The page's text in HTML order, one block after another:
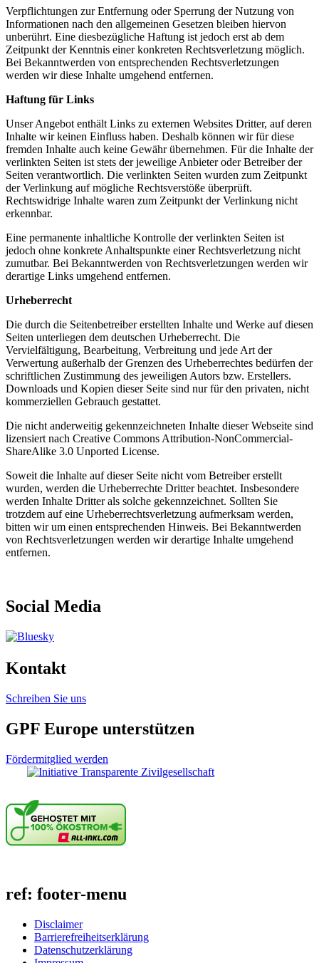
Verpflichtungen zur Entfernung oder Sperrung der Nutzung von
Informationen nach den allgemeinen Gesetzen bleiben hiervon
unberührt. Eine diesbezügliche Haftung ist jedoch erst ab dem
Zeitpunkt der Kenntnis einer konkreten Rechtsverletzung möglich.
Bei Bekanntwerden von entsprechenden Rechtsverletzungen
werden wir diese Inhalte umgehend entfernen.
Haftung für Links
Unser Angebot enthält Links zu externen Websites Dritter, auf deren
Inhalte wir keinen Einfluss haben. Deshalb können wir für diese
fremden Inhalte auch keine Gewähr übernehmen. Für die Inhalte der
verlinkten Seiten ist stets der jeweilige Anbieter oder Betreiber der
Seiten verantwortlich. Die verlinkten Seiten wurden zum Zeitpunkt
der Verlinkung auf mögliche Rechtsverstöße überprüft.
Rechtswidrige Inhalte waren zum Zeitpunkt der Verlinkung nicht
erkennbar.
Eine permanente inhaltliche Kontrolle der verlinkten Seiten ist
jedoch ohne konkrete Anhaltspunkte einer Rechtsverletzung nicht
zumutbar. Bei Bekanntwerden von Rechtsverletzungen werden wir
derartige Links umgehend entfernen.
Urheberrecht
Die durch die Seitenbetreiber erstellten Inhalte und Werke auf diesen
Seiten unterliegen dem deutschen Urheberrecht. Die
Vervielfältigung, Bearbeitung, Verbreitung und jede Art der
Verwertung außerhalb der Grenzen des Urheberrechtes bedürfen der
schriftlichen Zustimmung des jeweiligen Autors bzw. Erstellers.
Downloads und Kopien dieser Seite sind nur für den privaten, nicht
kommerziellen Gebrauch gestattet.
Die nicht anderweitig gekennzeichneten Inhalte dieser Webseite sind
lizensiert nach Creative Commons Attribution-NonCommercial-
ShareAlike 3.0 Unported License.
Soweit die Inhalte auf dieser Seite nicht vom Betreiber erstellt
wurden, werden die Urheberrechte Dritter beachtet. Insbesondere
werden Inhalte Dritter als solche gekennzeichnet. Sollten Sie
trotzdem auf eine Urheberrechtsverletzung aufmerksam werden,
bitten wir um einen entsprechenden Hinweis. Bei Bekanntwerden
von Rechtsverletzungen werden wir derartige Inhalte umgehend
entfernen.
Social Media
Kontakt
Schreiben Sie uns
GPF Europe unterstützen
Fördermitglied werden
ref: footer-menu
Disclaimer
Barrierefreiheitserklärung
Datenschutzerklärung